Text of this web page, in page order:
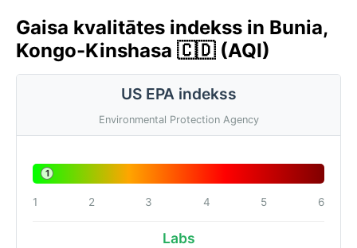
Gaisa kvalitātes indekss in Bunia,
Kongo-Kinshasa 🇨🇩 (AQI)
US EPA indekss
Environmental Protection Agency
1
1 2 3 4 5 6
Labs